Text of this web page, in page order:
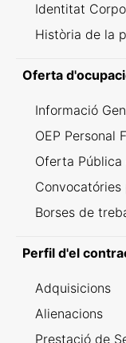
Identitat
Història de la
Oferta
Informació
OEP Personal
Oferta
Convocatóries
Borses de
Perfil d'el
Adquisicions
Alienacions
Prestació de